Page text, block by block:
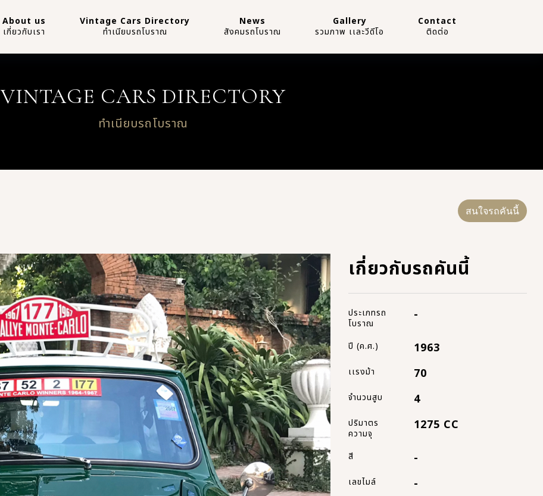
About us
เกี่ยวกับเรา
Vintage Cars Directory
ทำเนียบรถโบราณ
News
สังคมรถโบราณ
Gallery
รวมภาพ เเละวีดีโอ
Contact
ติดต่อ
VINTAGE CARS DIRECTORY
ทำเนียบรถโบราณ
สนใจรถคันนี้
เกี่ยวกับรถคันนี้
ประเภทรถ
โบราณ
-
ปี (ค.ศ.) 1963
เเรงม้า 70
จำนวนสูบ 4
ปริมาตร
ความจุ
1275 CC
สี -
เลขไมล์ -